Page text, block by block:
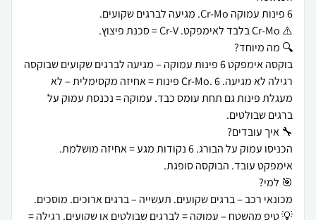
בוקסה אימפקט 6 פינות עמוקה – מגיעה לברגים שקועים שבוקסה
רגילה לא מגיעה. Cr-Mo. 6 פינות = אחיזה מקסימלית – לא
מעגלת פינות גם תחת עומס כבד. עמוקה = נכנסת עמוק על
הכניסו עמוק על הבורג. 6 נקודות מגע = אחיזה מושלמת.
💡 טיפ מהשטח – עמוקה = לברגים שבולטים או שקועים. רגילה =